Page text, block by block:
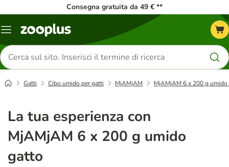
Consegna gratuita da 49 € **
Overview
Cerca
prodotti
Gatti Cibo umido per gatti MjAMjAM MjAMjAM 6 x 200 g
La tua esperienza con
MjAMjAM 6 x 200 g umido
gatto